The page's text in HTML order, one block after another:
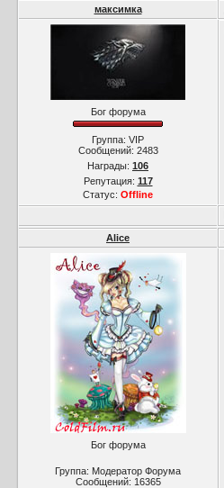
максимка
Бог форума
Группа: VIP
Сообщений: 2483
Награды: 106
Репутация: 117
Статус: Offline
Alice
Бог форума
Группа: Модератор Форума
Сообщений: 16365